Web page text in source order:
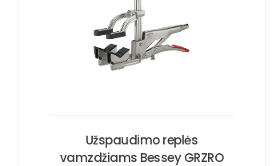
Užspaudimo replės
vamzdžiams Bessey GRZRO